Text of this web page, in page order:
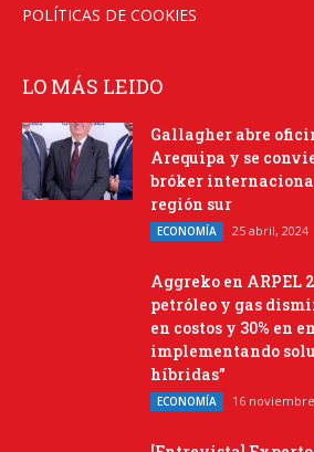
POLÍTICAS DE COOKIES
LO MÁS LEIDO
Gallagher abre
Arequipa y se
bróker
región sur
ECONOMÍA 25 abril, 2024
Aggreko en ARPEL
petróleo y gas
en costos y 30% en
implementando
híbridas”
ECONOMÍA 16